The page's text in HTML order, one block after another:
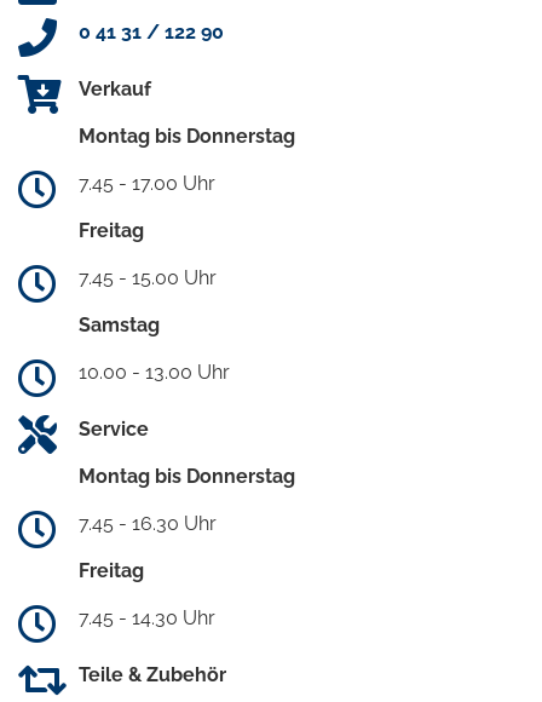
0 41 31 / 122 90
Verkauf
Montag bis Donnerstag
7.45 - 17.00 Uhr
Freitag
7.45 - 15.00 Uhr
Samstag
10.00 - 13.00 Uhr
Service
Montag bis Donnerstag
7.45 - 16.30 Uhr
Freitag
7.45 - 14.30 Uhr
Teile & Zubehör